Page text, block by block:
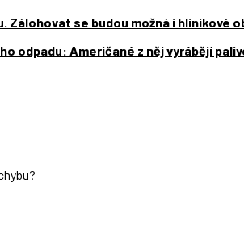
Zálohovat se budou možná i hliníkové
odpadu: Američané z něj vyrábějí